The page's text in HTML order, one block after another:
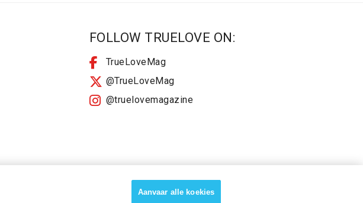
FOLLOW TRUELOVE ON:
TrueLoveMag
@TrueLoveMag
@truelovemagazine
Aanvaar alle koekies